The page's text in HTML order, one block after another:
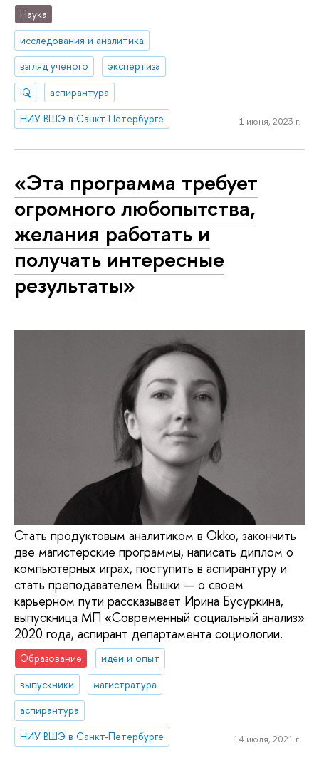
Наука
исследования и аналитика
взгляд ученого
экспертиза
IQ
аспирантура
НИУ ВШЭ в Санкт-Петербурге
1 июня, 2023 г.
«Эта программа требует
огромного любопытства,
желания работать и
получать интересные
результаты»
Стать продуктовым аналитиком в Okko, закончить
две магистерские программы, написать диплом о
компьютерных играх, поступить в аспирантуру и
стать преподавателем Вышки — о своем
карьерном пути рассказывает Ирина Бусуркина,
выпускница МП «Современный социальный анализ»
2020 года, аспирант департамента социологии.
Образование
идеи и опыт
выпускники
магистратура
аспирантура
НИУ ВШЭ в Санкт-Петербурге
14 июля, 2021 г.